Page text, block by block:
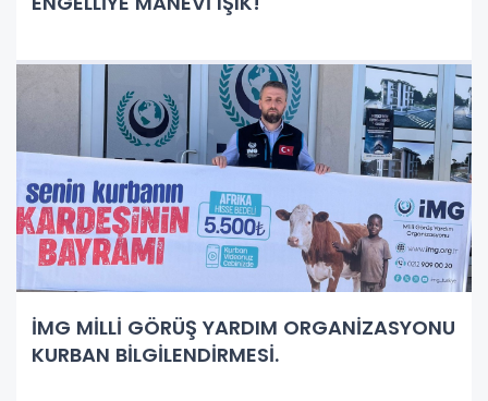
İMG MİLLİ GÖRÜŞ YARDIM ORGANİZASYONU
KURBAN BİLGİLENDİRMESİ.